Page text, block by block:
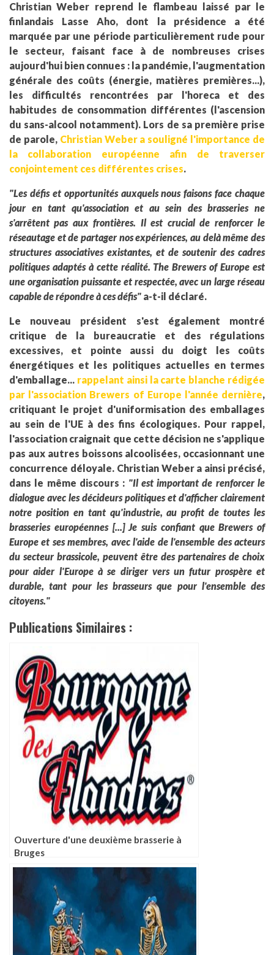
Christian Weber reprend le flambeau laissé par le
finlandais Lasse Aho, dont la présidence a été
marquée par une période particulièrement rude pour
le secteur, faisant face à de nombreuses crises
aujourd'hui bien connues : la pandémie, l'augmentation
générale des coûts (énergie, matières premières...),
les difficultés rencontrées par l'horeca et des
habitudes de consommation différentes (l'ascension
du sans-alcool notamment). Lors de sa première prise
de parole, Christian Weber a souligné l'importance de
la collaboration européenne afin de traverser
conjointement ces différentes crises.
"Les défis et opportunités auxquels nous faisons face chaque
jour en tant qu'association et au sein des brasseries ne
s'arrêtent pas aux frontières. Il est crucial de renforcer le
réseautage et de partager nos expériences, au delà même des
structures associatives existantes, et de soutenir des cadres
politiques adaptés à cette réalité. The Brewers of Europe est
une organisation puissante et respectée, avec un large réseau
capable de répondre à ces défis" a-t-il déclaré.
Le nouveau président s'est également montré
critique de la bureaucratie et des régulations
excessives, et pointe aussi du doigt les coûts
énergétiques et les politiques actuelles en termes
d'emballage... rappelant ainsi la carte blanche rédigée
par l'association Brewers of Europe l'année dernière,
critiquant le projet d'uniformisation des emballages
au sein de l'UE à des fins écologiques. Pour rappel,
l'association craignait que cette décision ne s'applique
pas aux autres boissons alcoolisées, occasionnant une
concurrence déloyale. Christian Weber a ainsi précisé,
dans le même discours : "Il est important de renforcer le
dialogue avec les décideurs politiques et d'afficher clairement
notre position en tant qu'industrie, au profit de toutes les
brasseries européennes [...] Je suis confiant que Brewers of
Europe et ses membres, avec l'aide de l'ensemble des acteurs
du secteur brassicole, peuvent être des partenaires de choix
pour aider l'Europe à se diriger vers un futur prospère et
durable, tant pour les brasseurs que pour l'ensemble des
citoyens."
Publications Similaires :
Ouverture d'une deuxième brasserie à
Bruges